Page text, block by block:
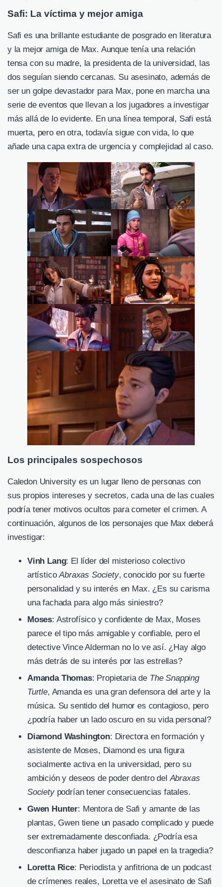
Safi: La víctima y mejor amiga
Safi es una brillante estudiante de posgrado en literatura
y la mejor amiga de Max. Aunque tenía una relación
tensa con su madre, la presidenta de la universidad, las
dos seguían siendo cercanas. Su asesinato, además de
ser un golpe devastador para Max, pone en marcha una
serie de eventos que llevan a los jugadores a investigar
más allá de lo evidente. En una línea temporal, Safi está
muerta, pero en otra, todavía sigue con vida, lo que
añade una capa extra de urgencia y complejidad al caso.
Los principales sospechosos
Caledon University es un lugar lleno de personas con
sus propios intereses y secretos, cada una de las cuales
podría tener motivos ocultos para cometer el crimen. A
continuación, algunos de los personajes que Max deberá
investigar:
Vinh Lang: El líder del misterioso colectivo
artísticoAbraxas Society, conocido por su fuerte
personalidad y su interés en Max. ¿Es su carisma
una fachada para algo más siniestro?
Moses: Astrofísico y confidente de Max, Moses
parece el tipo más amigable y confiable, pero el
detective Vince Alderman no lo ve así. ¿Hay algo
más detrás de su interés por las estrellas?
Amanda Thomas: Propietaria de The Snapping
Turtle, Amanda es una gran defensora del arte y la
música. Su sentido del humor es contagioso, pero
¿podría haber un lado oscuro en su vida personal?
Diamond Washington: Directora en formación y
asistente de Moses, Diamond es una figura
socialmente activa en la universidad, pero su
ambición y deseos de poder dentro del Abraxas
Societypodrían tener consecuencias fatales.
Gwen Hunter: Mentora de Safi y amante de las
plantas, Gwen tiene un pasado complicado y puede
ser extremadamente desconfiada. ¿Podría esa
desconfianza haber jugado un papel en la tragedia?
Loretta Rice: Periodista y anfitriona de un podcast
de crímenes reales, Loretta ve el asesinato de Safi